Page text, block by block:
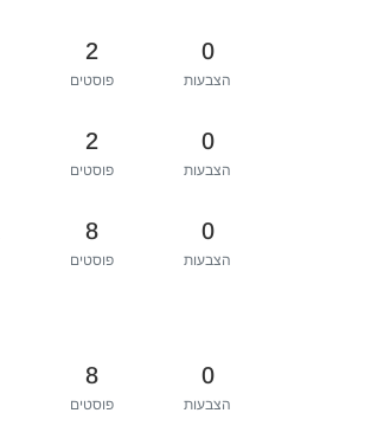
0
הצבעות
2
פוסטים
0
הצבעות
2
פוסטים
0
הצבעות
8
פוסטים
0
הצבעות
8
פוסטים